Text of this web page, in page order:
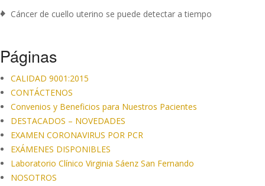
Cáncer de cuello uterino se puede detectar a tiempo
Páginas
CALIDAD 9001:2015
CONTÁCTENOS
Convenios y Beneficios para Nuestros Pacientes
DESTACADOS – NOVEDADES
EXAMEN CORONAVIRUS POR PCR
EXÁMENES DISPONIBLES
Laboratorio Clínico Virginia Sáenz San Fernando
NOSOTROS